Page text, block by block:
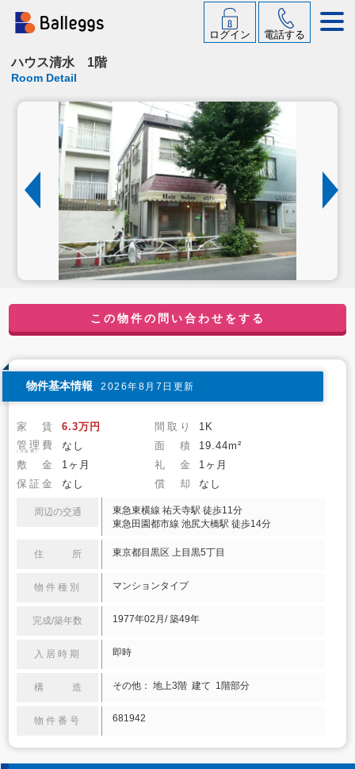
ログイン 電話する
ハウス清水 1階
Room Detail
この物件の問い合わせをする
物件基本情報 2026年8月7日更新
家 賃 6.3万円 間取り
1K
管理費
(共益費) なし 面 積
19.44m²
敷 金
1ヶ月 礼 金
1ヶ月
保証金
なし 償 却 なし
周辺の交通
東急東横線 祐天寺駅 徒歩11分
東急田園都市線 池尻大橋駅 徒歩14分
住 所 東京都目黒区 上目黒5丁目
物件種別 マンションタイプ
完成/築年数 1977年02月/ 築49年
入居時期 即時
構 造 その他： 地上3階 建て 1階部分
物件番号 681942